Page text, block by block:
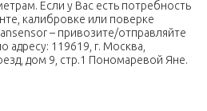
Если у Вас есть потребность
калибровке или поверке
– привозите/отправляйте
адресу: 119619, г. Москва,
дом 9, стр.1 Пономаревой Яне.